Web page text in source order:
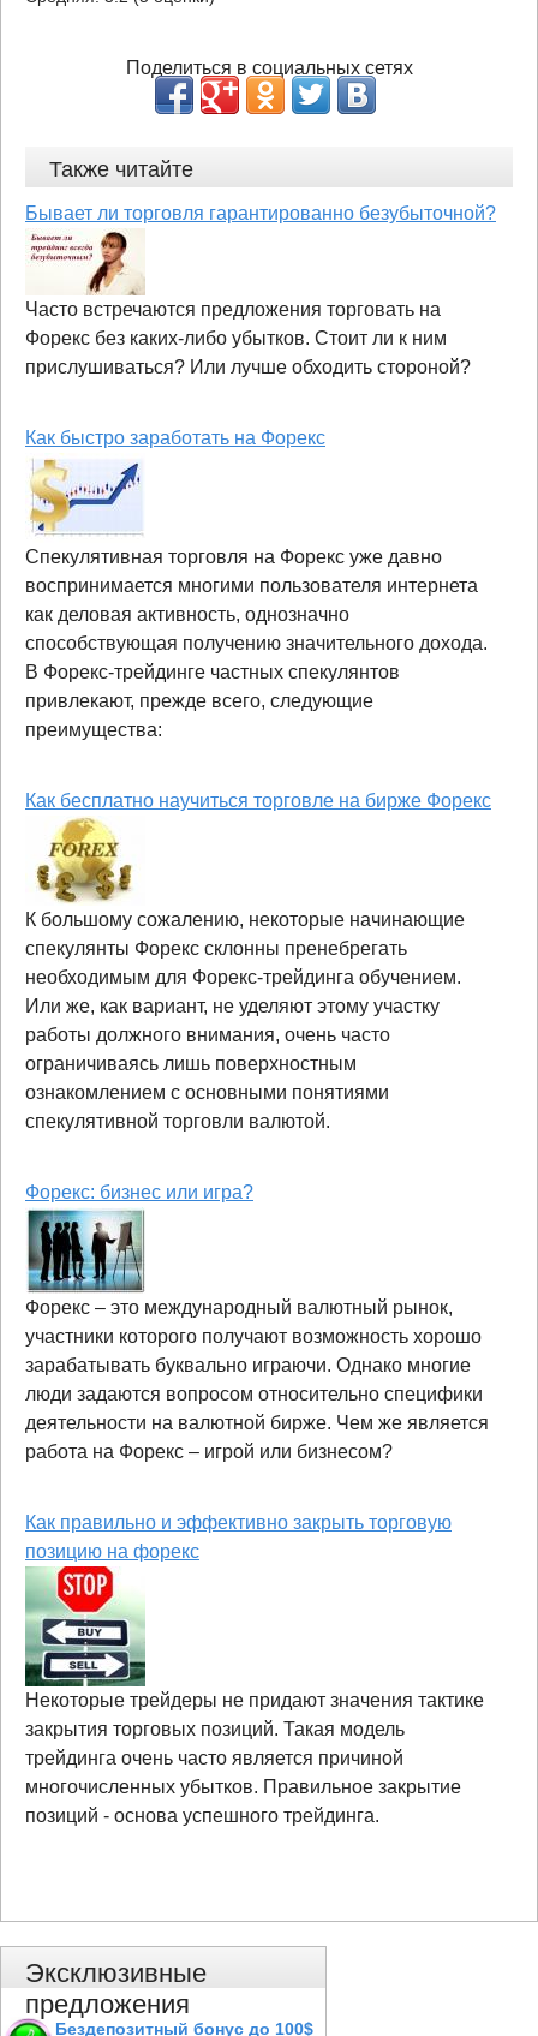
Поделиться в социальных сетях
Также читайте
Бывает ли торговля гарантированно безубыточной?
Часто встречаются предложения торговать на
Форекс без каких-либо убытков. Стоит ли к ним
прислушиваться? Или лучше обходить стороной?
Как быстро заработать на Форекс
Спекулятивная торговля на Форекс уже давно
воспринимается многими пользователя интернета
как деловая активность, однозначно
способствующая получению значительного дохода.
В Форекс-трейдинге частных спекулянтов
привлекают, прежде всего, следующие
преимущества:
Как бесплатно научиться торговле на бирже Форекс
К большому сожалению, некоторые начинающие
спекулянты Форекс склонны пренебрегать
необходимым для Форекс-трейдинга обучением.
Или же, как вариант, не уделяют этому участку
работы должного внимания, очень часто
ограничиваясь лишь поверхностным
ознакомлением с основными понятиями
спекулятивной торговли валютой.
Форекс: бизнес или игра?
Форекс – это международный валютный рынок,
участники которого получают возможность хорошо
зарабатывать буквально играючи. Однако многие
люди задаются вопросом относительно специфики
деятельности на валютной бирже. Чем же является
работа на Форекс – игрой или бизнесом?
Как правильно и эффективно закрыть торговую
позицию на форекс
Некоторые трейдеры не придают значения тактике
закрытия торговых позиций. Такая модель
трейдинга очень часто является причиной
многочисленных убытков. Правильное закрытие
позиций - основа успешного трейдинга.
Эксклюзивные
предложения
Бездепозитный бонус до 100$